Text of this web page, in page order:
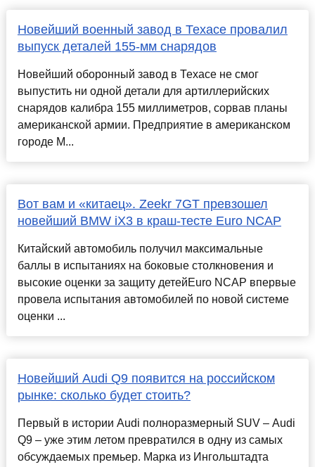
Новейший военный завод в Техасе провалил
выпуск деталей 155-мм снарядов
Новейший оборонный завод в Техасе не смог
выпустить ни одной детали для артиллерийских
снарядов калибра 155 миллиметров, сорвав планы
американской армии. Предприятие в американском
городе М...
Вот вам и «китаец». Zeekr 7GT превзошел
новейший BMW iX3 в краш-тесте Euro NCAP
Китайский автомобиль получил максимальные
баллы в испытаниях на боковые столкновения и
высокие оценки за защиту детейEuro NCAP впервые
провела испытания автомобилей по новой системе
оценки ...
Новейший Audi Q9 появится на российском
рынке: сколько будет стоить?
Первый в истории Audi полноразмерный SUV – Audi
Q9 – уже этим летом превратился в одну из самых
обсуждаемых премьер. Марка из Ингольштадта